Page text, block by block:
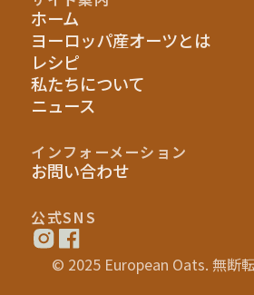
ホーム
ヨーロッパ産オーツとは
レシピ
私たちについて
ニュース
インフォーメーション
お問い合わせ
公式SNS
© 2025 European Oats. 無断転